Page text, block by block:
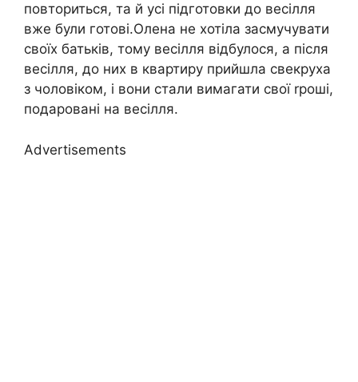
повториться, та й усі підготовки до весілля
вже були готові.Олена не хотіла засмучувати
своїх батьків, тому весілля відбулося, а після
весілля, до них в квартиру прийшла свекруха
з чоловіком, і вони стали вимагати свої rроші,
подаровані на весілля.
Advertisements